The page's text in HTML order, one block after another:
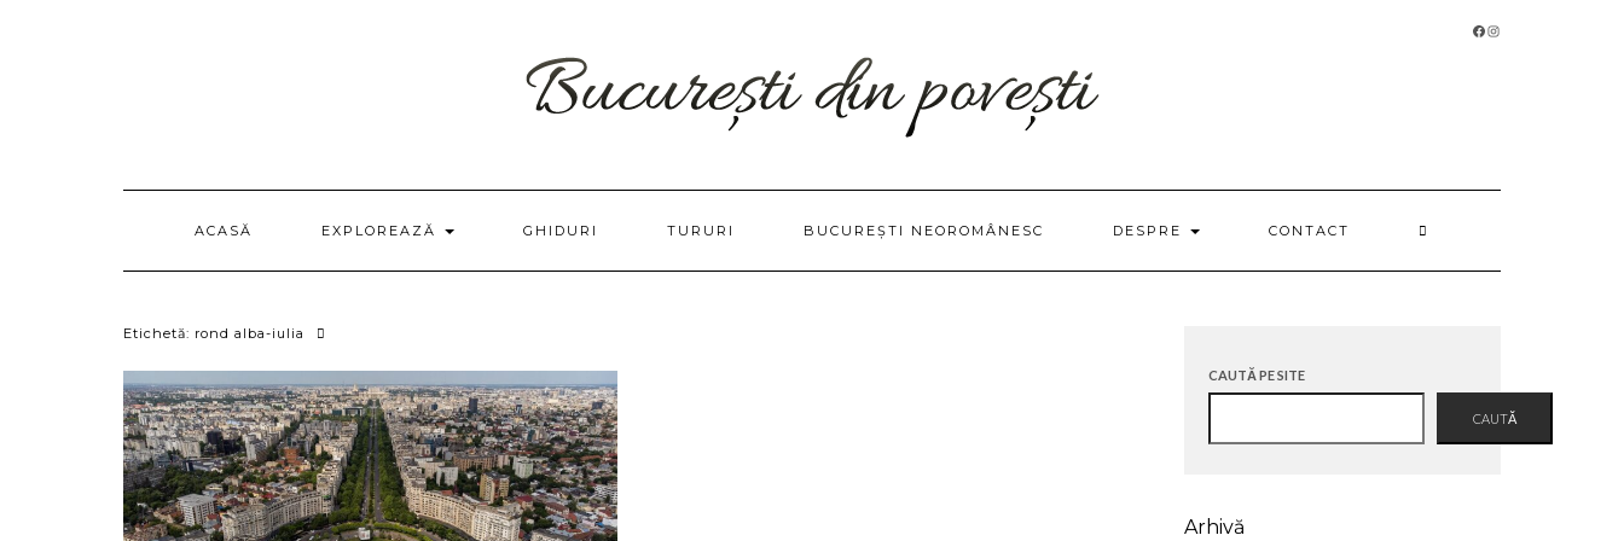
FACEBOOK
INSTAGRAM
ACASĂ EXPLOREAZĂ GHIDURI TURURI BUCUREȘTI NEOROMÂNESC DESPRE CONTACT
Etichetă: rond alba-iulia
CAUTĂ PE SITE
CAUTĂ
Arhivă